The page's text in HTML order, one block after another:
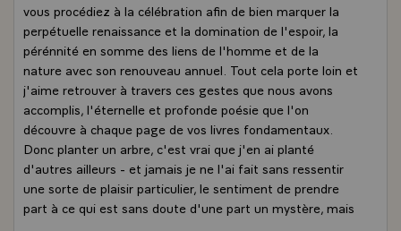
vous procédiez à la célébration afin de bien marquer la
perpétuelle renaissance et la domination de l'espoir, la
pérénnité en somme des liens de l'homme et de la
nature avec son renouveau annuel. Tout cela porte loin et
j'aime retrouver à travers ces gestes que nous avons
accomplis, l'éternelle et profonde poésie que l'on
découvre à chaque page de vos livres fondamentaux.
Donc planter un arbre, c'est vrai que j'en ai planté
d'autres ailleurs - et jamais je ne l'ai fait sans ressentir
une sorte de plaisir particulier, le sentiment de prendre
part à ce qui est sans doute d'une part un mystère, mais